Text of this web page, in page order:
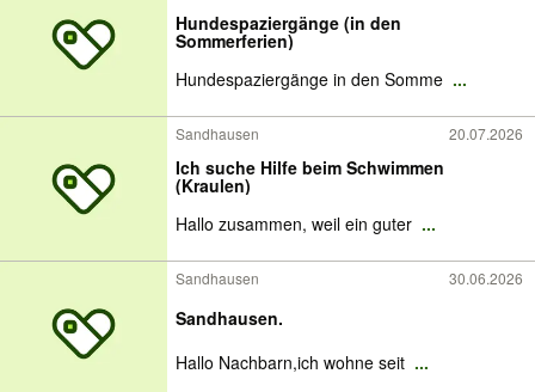
Hundespaziergänge (in den
Sommerferien)
Hundespaziergänge in den Somme ...
Sandhausen 20.07.2026
Ich suche Hilfe beim Schwimmen
(Kraulen)
Hallo zusammen, weil ein guter ...
Sandhausen 30.06.2026
Sandhausen.
Hallo Nachbarn,ich wohne seit ...